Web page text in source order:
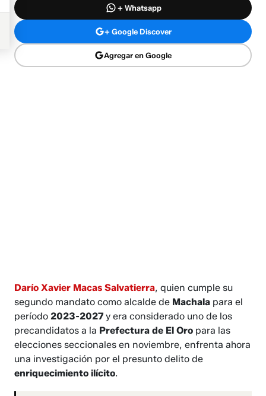
+ Whatsapp
+ Google Discover
Agregar en Google
Darío Xavier Macas Salvatierra, quien cumple su
segundo mandato como alcalde de Machala para el
período2023-2027 y era considerado uno de los
precandidatos a la Prefectura de El Oro para las
elecciones seccionales en noviembre, enfrenta ahora
una investigación por el presunto delito de
enriquecimiento ilícito.